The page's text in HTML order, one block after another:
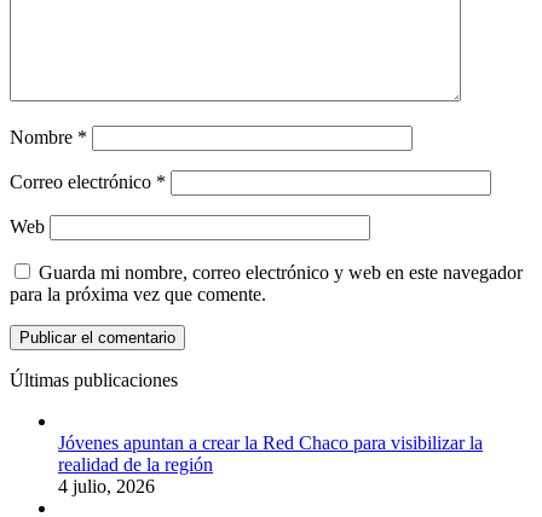
Nombre *
Correo electrónico *
Web
Guarda mi nombre, correo electrónico y web en este navegador
para la próxima vez que comente.
Últimas publicaciones
Jóvenes apuntan a crear la Red Chaco para visibilizar la
realidad de la región
4 julio, 2026